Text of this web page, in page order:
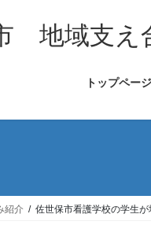
地域支え
トップページ
紹介 佐世保市看護学校の学生が